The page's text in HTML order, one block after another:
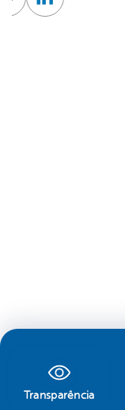
TwitterLinkedin
Transparência